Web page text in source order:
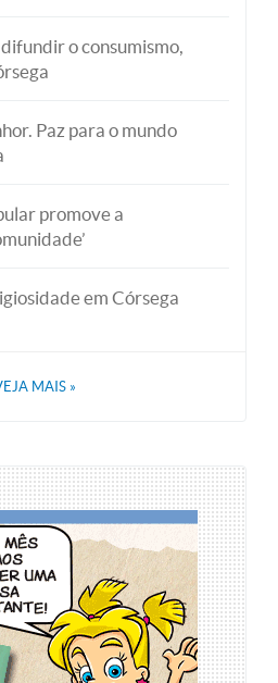
o consumismo,
Paz para o mundo
promove a
em Córsega
MAIS »